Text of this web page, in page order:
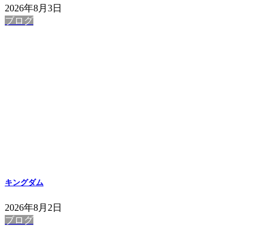
2026年8月3日
ブログ
キングダム
2026年8月2日
ブログ